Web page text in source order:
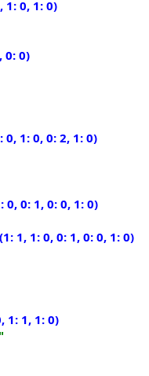
0, 1: 0)
0: 0)
1: 0, 0: 2, 1: 0)
0: 1, 0: 0, 1: 0)
1, 1: 0, 0: 1, 0: 0, 1: 0)
1, 1: 0)